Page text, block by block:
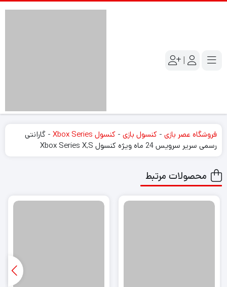
|
فروشگاه عصر بازی - کنسول بازی - کنسول Xbox Series - گارانتی
رسمی سریر سرویس 24 ماه ویژه کنسول Xbox Series X,S
محصولات مرتبط